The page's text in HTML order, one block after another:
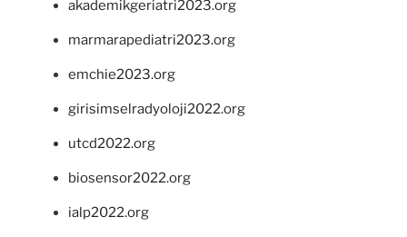
akademikgeriatri2023.org
marmarapediatri2023.org
emchie2023.org
girisimselradyoloji2022.org
utcd2022.org
biosensor2022.org
ialp2022.org